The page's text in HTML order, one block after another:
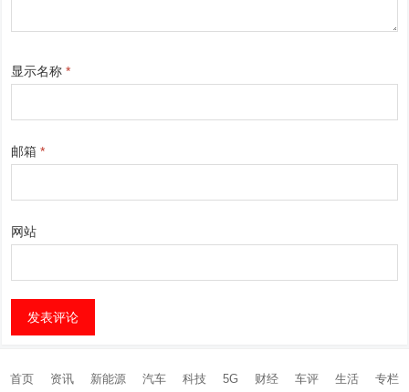
显示名称*
邮箱*
网站
首页 资讯 新能源 汽车 科技 5G 财经 车评 生活 专栏